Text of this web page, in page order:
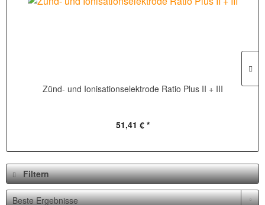
Zünd- und Ionisationselektrode Ratio Plus II + III
51,41 € *
Filtern